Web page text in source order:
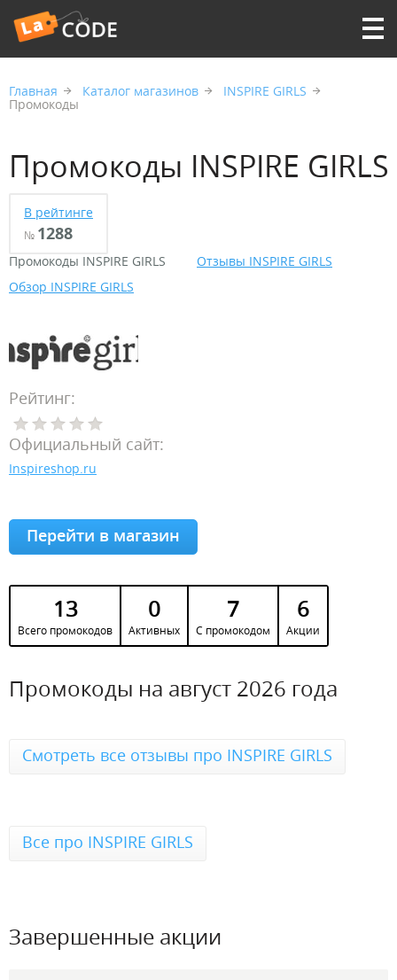
Главная Каталог магазинов INSPIRE GIRLS
Промокоды
Промокоды INSPIRE GIRLS
В рейтинге
№ 1288
Промокоды INSPIRE GIRLS
Отзывы INSPIRE GIRLS
Обзор INSPIRE GIRLS
Рейтинг:
Официальный сайт:
Inspireshop.ru
Перейти в магазин
13
Всего промокодов
0
Активных
7
С промокодом
6
Акции
Промокоды на август 2026 года
Смотреть все отзывы про INSPIRE GIRLS
Все про INSPIRE GIRLS
Завершенные акции